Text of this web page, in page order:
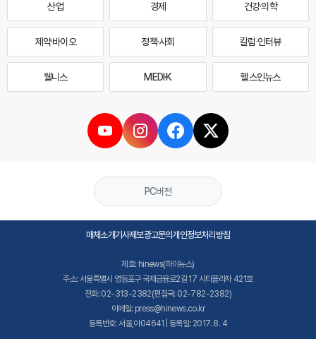
산업 경제 건강·의학
제약·바이오 정책·사회 칼럼·인터뷰
웰니스 MEDI·K 헬스인뉴스
PC버전
매체소개기사제보광고문의개인정보처리방침
제호: hinews(하이뉴스)
주소: 서울특별시 영등포구 국제금융로2길 17 시티플라자 421호
전화: 02-313-2382(편집국: 02-782-2382)
이메일: press@hinews.co.kr
등록번호: 서울,아04641 | 등록일: 2017. 8. 4